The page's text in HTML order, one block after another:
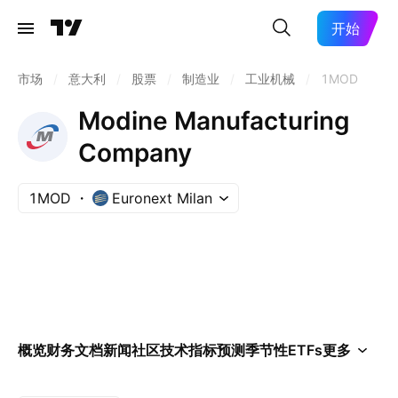
开始
市场 意大利 股票 制造业 工业机械 1MOD
Modine Manufacturing
Company
1MOD Euronext Milan
概览财务文档新闻社区技术指标预测季节性ETFs更多